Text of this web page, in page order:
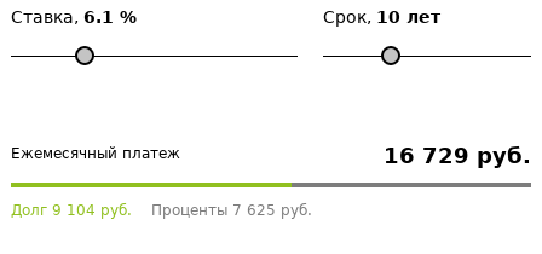
Ставка, 6.1 % Срок, 10 лет
Ежемесячный платеж 16 729 руб.
Долг 9 104 руб. Проценты 7 625 руб.